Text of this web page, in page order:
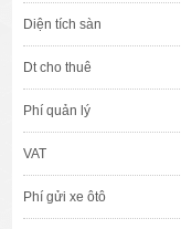
Diện tích sàn
Dt cho thuê
Phí quản lý
VAT
Phí gửi xe ôtô